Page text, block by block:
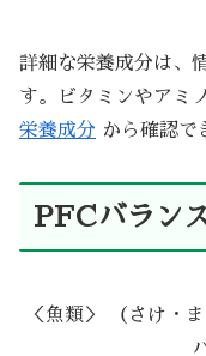
詳細な栄養成分は、
す。ビタミンやアミ
栄養成分 から確認で
PFCバラン
＜魚類＞ （さけ・